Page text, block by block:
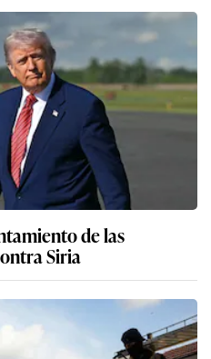
de las
Siria